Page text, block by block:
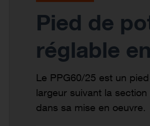
Pied de
réglable
Le PPG60/25 est un
largeur suivant la
dans sa mise en oeuvre.